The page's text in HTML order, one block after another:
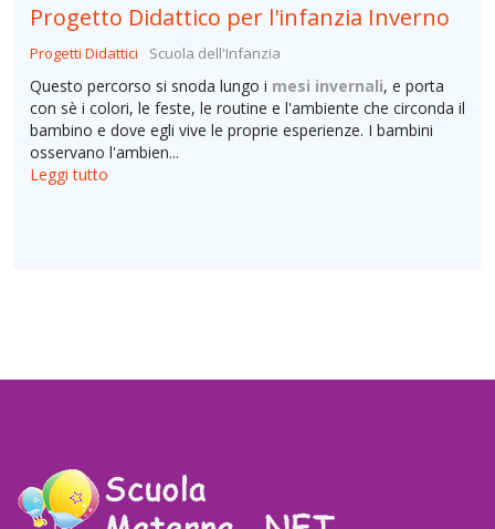
Progetto Didattico per l'infanzia Inverno
Progetti Didattici Scuola dell'Infanzia
Questo percorso si snoda lungo i mesi invernali, e porta
con sè i colori, le feste, le routine e l'ambiente che circonda il
bambino e dove egli vive le proprie esperienze. I bambini
osservano l'ambien...
Leggi tutto